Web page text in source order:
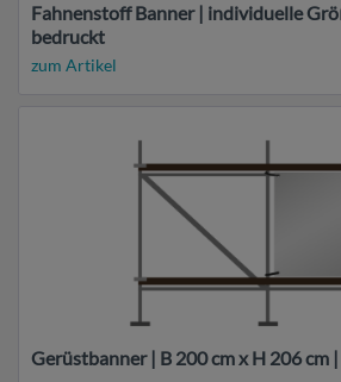
Fahnenstoff Banner | individuelle
bedruckt
zum Artikel
Gerüstbanner | B 200 cm x H 206 cm